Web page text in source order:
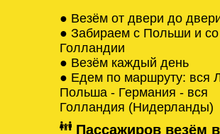
● Везём от двери до
● Забираем с Польши и со
Голландии
● Везём каждый день
● Едем по маршруту: вся
Польша - Германия - вся
Голландия (Нидерланды)
Пассажиров везём в